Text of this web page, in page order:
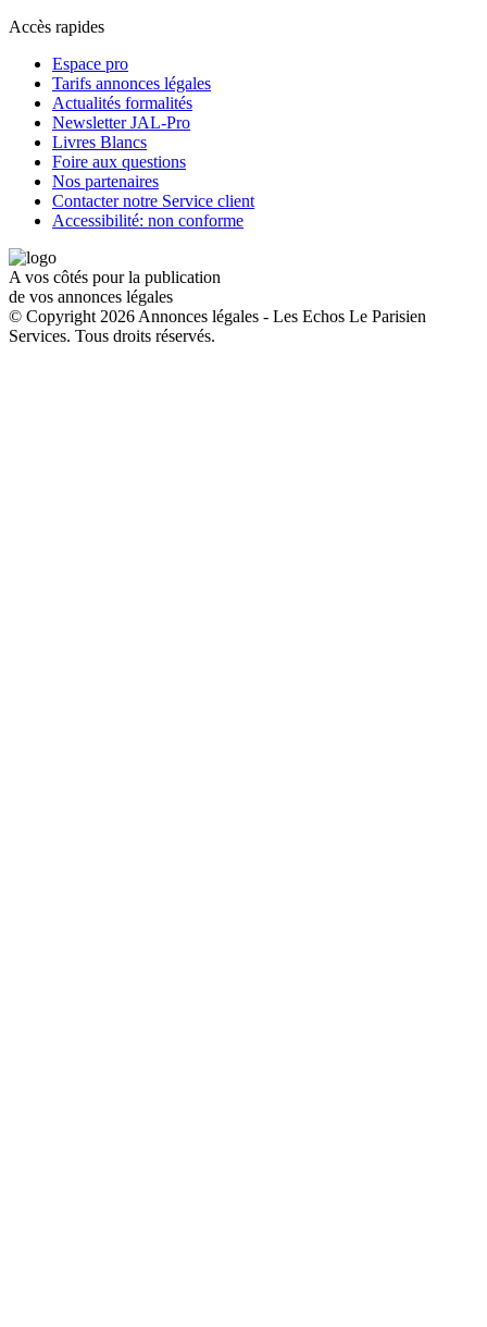
Accès rapides
Espace pro
Tarifs annonces légales
Actualités formalités
Newsletter JAL-Pro
Livres Blancs
Foire aux questions
Nos partenaires
Contacter notre Service client
Accessibilité: non conforme
A vos côtés pour la publication
de vos annonces légales
© Copyright 2026 Annonces légales - Les Echos Le Parisien
Services. Tous droits réservés.